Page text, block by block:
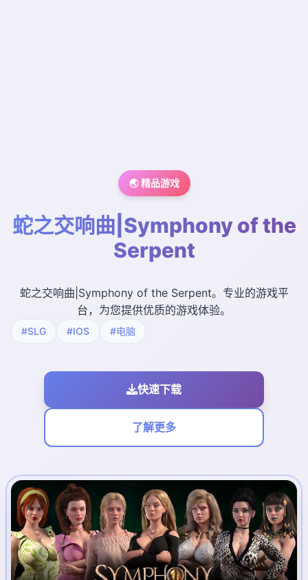
🌏 精品游戏
蛇之交响曲|Symphony of the
Serpent
蛇之交响曲|Symphony of the Serpent。专业的游戏平
台，为您提供优质的游戏体验。
#SLG #IOS #电脑
快速下载
了解更多